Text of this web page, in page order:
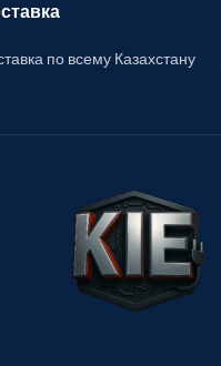
по всему Казахстану